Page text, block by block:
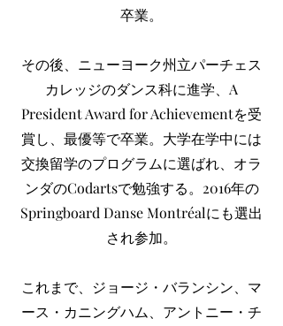
卒業。
その後、ニューヨーク州立パーチェス
カレッジのダンス科に進学、A
President Award for Achievementを受
賞し、最優等で卒業。大学在学中には
交換留学のプログラムに選ばれ、オラ
ンダのCodartsで勉強する。2016年の
Springboard Danse Montréalにも選出
され参加。
これまで、ジョージ・バランシン、マ
ース・カニングハム、アントニー・チ